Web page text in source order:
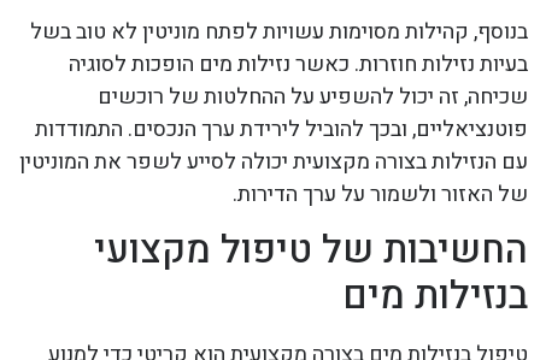
בנוסף, קהילות מסוימות עשויות לפתח מוניטין לא טוב בשל
בעיות נזילות חוזרות. כאשר נזילות מים הופכות לסוגיה
שכיחה, זה יכול להשפיע על ההחלטות של רוכשים
פוטנציאליים, ובכך להוביל לירידת ערך הנכסים. התמודדות
עם הנזילות בצורה מקצועית יכולה לסייע לשפר את המוניטין
של האזור ולשמור על ערך הדירות.
החשיבות של טיפול מקצועי
בנזילות מים